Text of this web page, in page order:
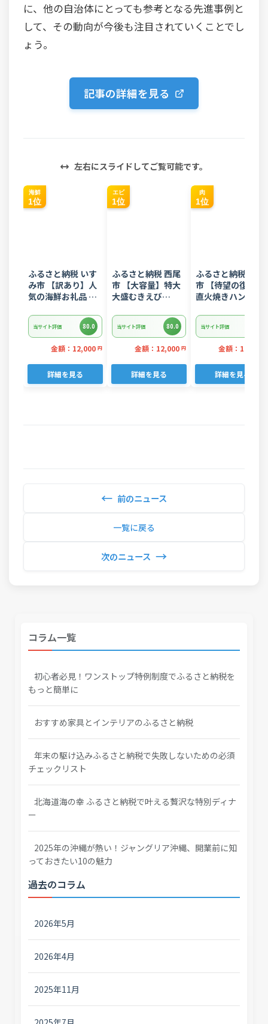
に、他の自治体にとっても参考となる先進事例と
して、その動向が今後も注目されていくことでし
ょう。
記事の詳細を見る
左右にスライドしてご覧可能です。
海鮮
1位
ふるさと納税 いす
み市 【訳あり】人
気の海鮮お礼品 チ
り落とし(端材)約
3kg
当サイト評価 80.0
金額：12,000 円
詳細を見る
エビ
1位
ふるさと納税 西尾
市 【大容量】特大
大盛むきえび
当サイト評価 80.0
金額：12,000 円
詳細を見る
肉
1位
ふるさと納税 常総
市 【待望の復活!】
直火焼きハンバー
ス 3kg 22個入り
当サイト評価
金額：12,000
詳細を見る
← 前のニュース
一覧に戻る
次のニュース →
コラム一覧
初心者必見！ワンストップ特例制度でふるさと納税を
もっと簡単に
おすすめ家具とインテリアのふるさと納税
年末の駆け込みふるさと納税で失敗しないための必須
チェックリスト
北海道海の幸 ふるさと納税で叶える贅沢な特別ディナ
ー
2025年の沖縄が熱い！ジャングリア沖縄、開業前に知
っておきたい10の魅力
過去のコラム
2026年5月
2026年4月
2025年11月